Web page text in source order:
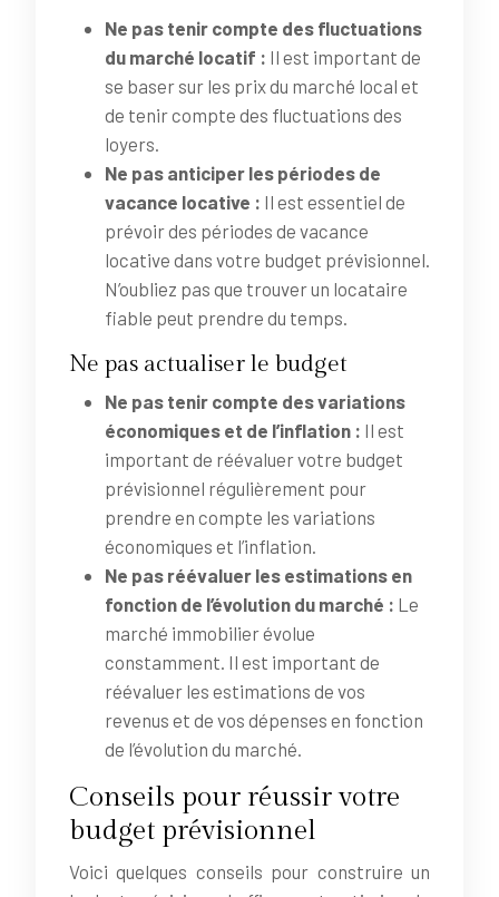
Ne pas tenir compte des fluctuations
du marché locatif : Il est important de
se baser sur les prix du marché local et
de tenir compte des fluctuations des
loyers.
Ne pas anticiper les périodes de
vacance locative : Il est essentiel de
prévoir des périodes de vacance
locative dans votre budget prévisionnel.
N’oubliez pas que trouver un locataire
fiable peut prendre du temps.
Ne pas actualiser le budget
Ne pas tenir compte des variations
économiques et de l’inflation : Il est
important de réévaluer votre budget
prévisionnel régulièrement pour
prendre en compte les variations
économiques et l’inflation.
Ne pas réévaluer les estimations en
fonction de l’évolution du marché : Le
marché immobilier évolue
constamment. Il est important de
réévaluer les estimations de vos
revenus et de vos dépenses en fonction
de l’évolution du marché.
Conseils pour réussir votre
budget prévisionnel
Voici quelques conseils pour construire un